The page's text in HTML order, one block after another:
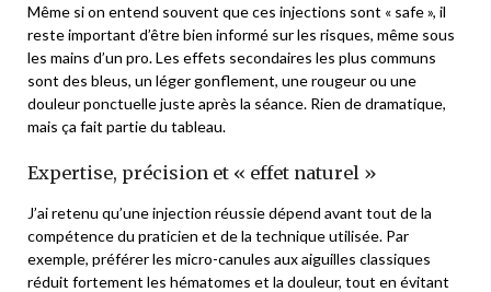
Même si on entend souvent que ces injections sont « safe », il
reste important d’être bien informé sur les risques, même sous
les mains d’un pro. Les effets secondaires les plus communs
sont des bleus, un léger gonflement, une rougeur ou une
douleur ponctuelle juste après la séance. Rien de dramatique,
mais ça fait partie du tableau.
Expertise, précision et « effet naturel »
J’ai retenu qu’une injection réussie dépend avant tout de la
compétence du praticien et de la technique utilisée. Par
exemple, préférer les micro-canules aux aiguilles classiques
réduit fortement les hématomes et la douleur, tout en évitant